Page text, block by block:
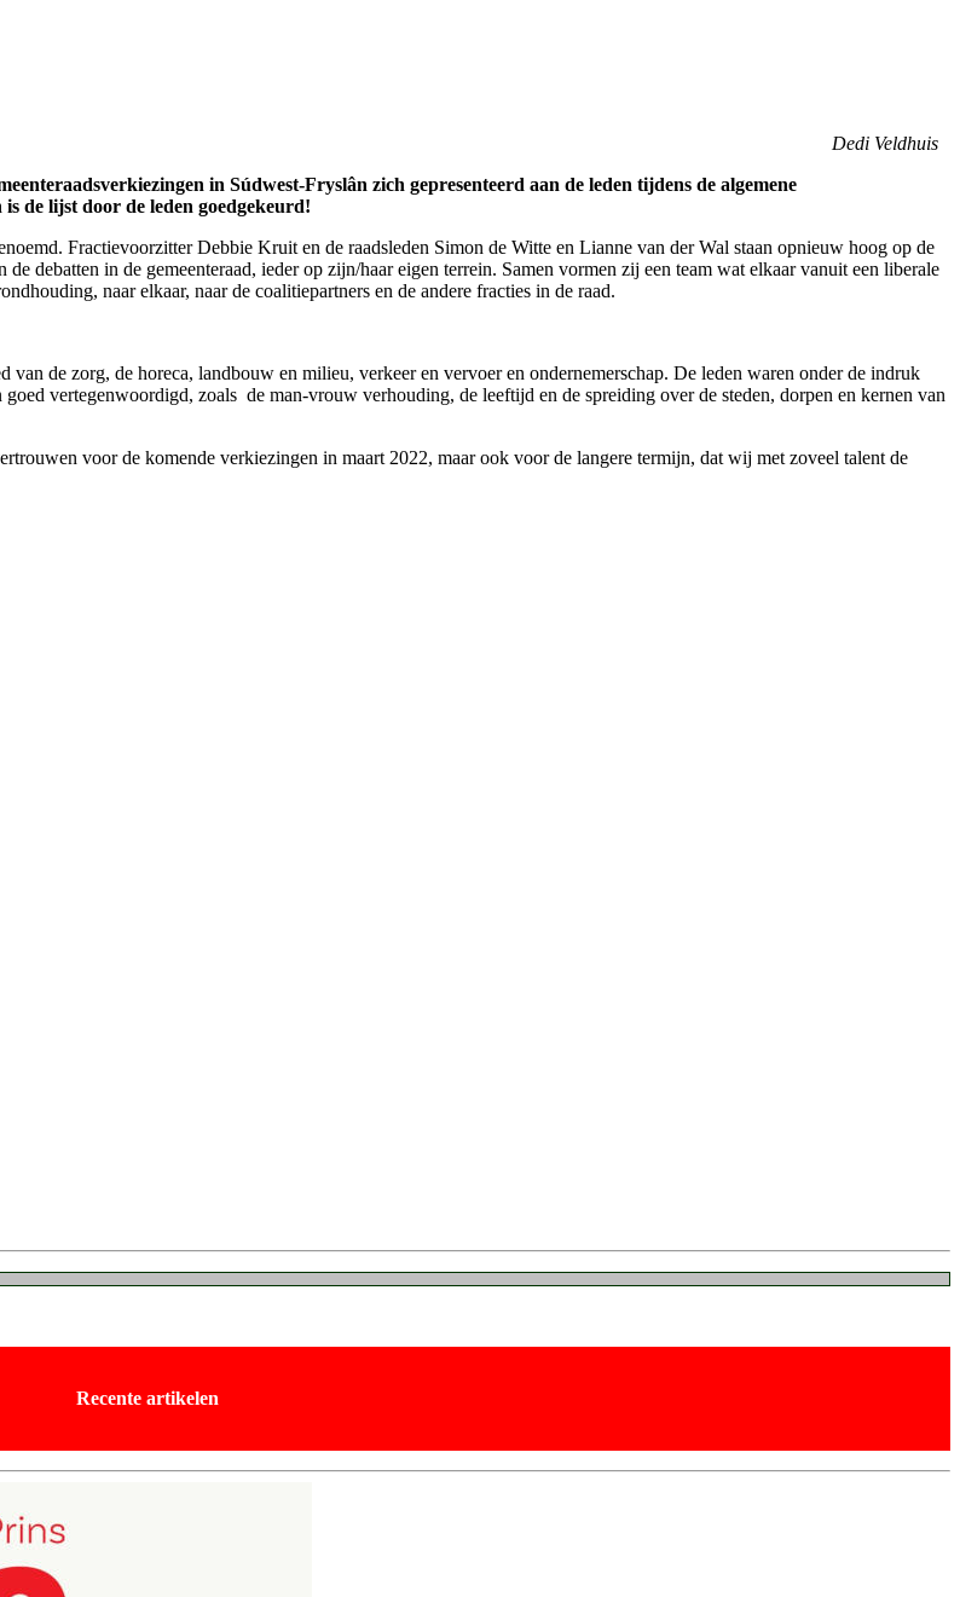
Dedi Veldhuis
in Súdwest-Fryslân zich gepresenteerd aan de leden tijdens de algemene
de lijst door de leden goedgekeurd!
Fractievoorzitter Debbie Kruit en de raadsleden Simon de Witte en Lianne van der Wal staan opnieuw hoog op de
debatten in de gemeenteraad, ieder op zijn/haar eigen terrein. Samen vormen zij een team wat elkaar vanuit een liberale
naar elkaar, naar de coalitiepartners en de andere fracties in de raad.
de zorg, de horeca, landbouw en milieu, verkeer en vervoer en ondernemerschap. De leden waren onder de indruk
vertegenwoordigd, zoals de man-vrouw verhouding, de leeftijd en de spreiding over de steden, dorpen en kernen van
voor de komende verkiezingen in maart 2022, maar ook voor de langere termijn, dat wij met zoveel talent de
Recente artikelen